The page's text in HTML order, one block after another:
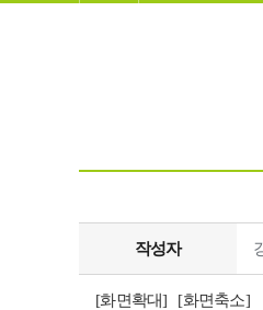
작성자
[화면확대] [화면축소]